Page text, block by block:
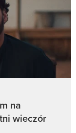
na
wieczór